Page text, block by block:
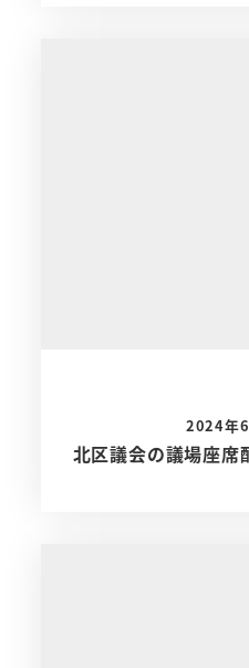
北区議会の議場座席
2024年